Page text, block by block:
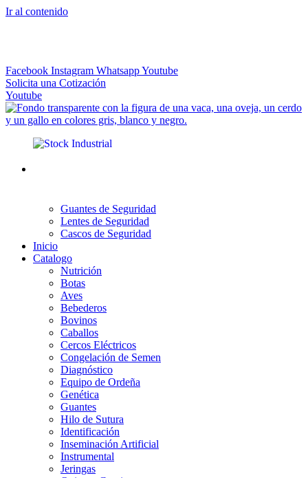
Ir al contenido
Facebook Instagram WhatsappYoutube
Solicita una Cotización
Youtube
Guantes de Seguridad
Lentes de Seguridad
Cascos de Seguridad
Inicio
Catalogo
Nutrición
Botas
Aves
Bebederos
Bovinos
Caballos
Cercos Eléctricos
Congelación de Semen
Diagnóstico
Equipo de Ordeña
Genética
Guantes
Hilo de Sutura
Identificación
Inseminación Artificial
Instrumental
Jeringas